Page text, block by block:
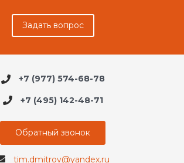
Задать вопрос
+7 (977) 574-68-78
+7 (495) 142-48-71
Обратный звонок
tim.dmitrov@yandex.ru